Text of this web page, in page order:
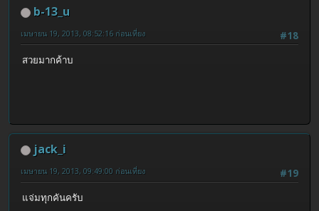
b-13_u
#18
เมษายน 19, 2013, 08:52:16 ก่อนเที่ยง
สวยมากค้าบ
jack_i
#19
เมษายน 19, 2013, 09:49:00 ก่อนเที่ยง
แจ่มทุกคันครับ